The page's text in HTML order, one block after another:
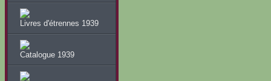
Livres d'étrennes 1939
Catalogue 1939